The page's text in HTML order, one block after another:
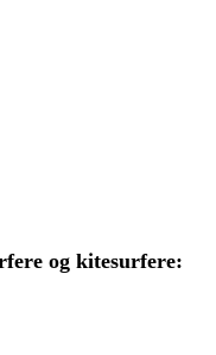
og kitesurfere: